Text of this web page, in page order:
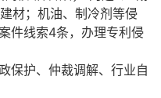
材；机油、制冷剂等侵
件线索4条，办理专利侵
保护、仲裁调解、行业自